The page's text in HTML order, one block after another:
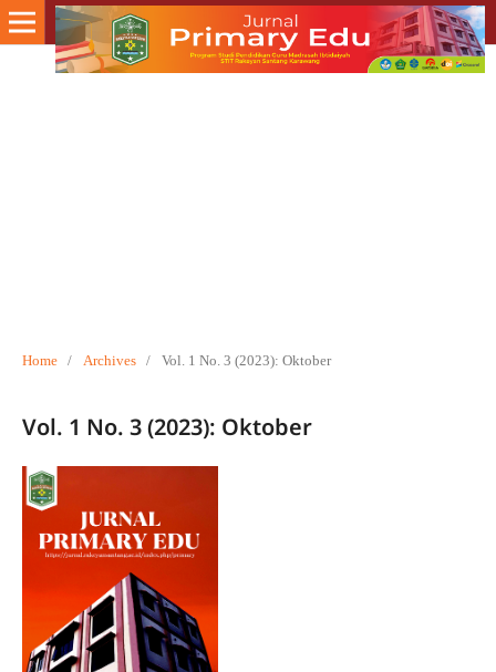
Home / Archives / Vol. 1 No. 3 (2023): Oktober
Vol. 1 No. 3 (2023): Oktober